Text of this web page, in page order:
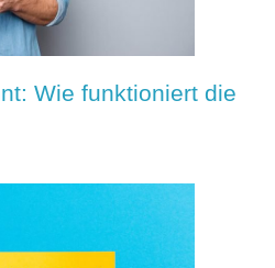
Wie funktioniert die